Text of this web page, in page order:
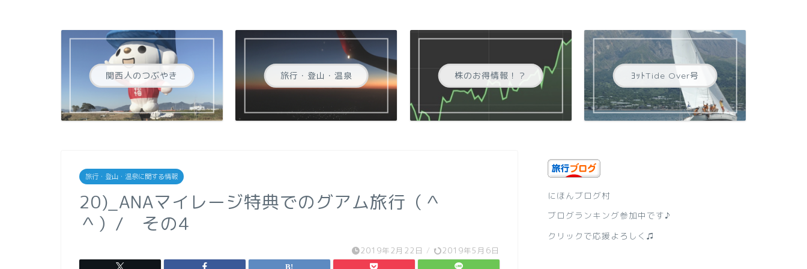
関西人のつぶやき 旅行・登山・温泉 株のお得情報！？ ﾖｯﾄTide Over号
旅行・登山・温泉に関する情報
20)_ANAマイレージ特典でのグアム旅行（＾
＾）/ その4
2019年2月22日 / 2019年5月6日
にほんブログ村
ブログランキング参加中です♪
クリックで応援よろしく♫